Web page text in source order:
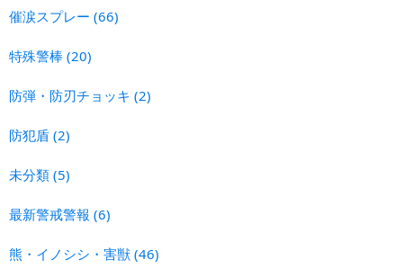
催涙スプレー (66)
特殊警棒 (20)
防弾・防刃チョッキ (2)
防犯盾 (2)
未分類 (5)
最新警戒警報 (6)
熊・イノシシ・害獣 (46)